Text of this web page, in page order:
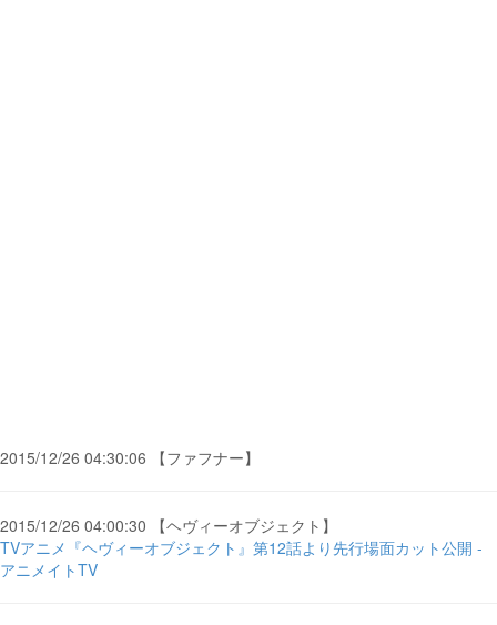
2015/12/26 04:30:06 【ファフナー】
2015/12/26 04:00:30 【ヘヴィーオブジェクト】
TVアニメ『ヘヴィーオブジェクト』第12話より先行場面カット公開 -
アニメイトTV